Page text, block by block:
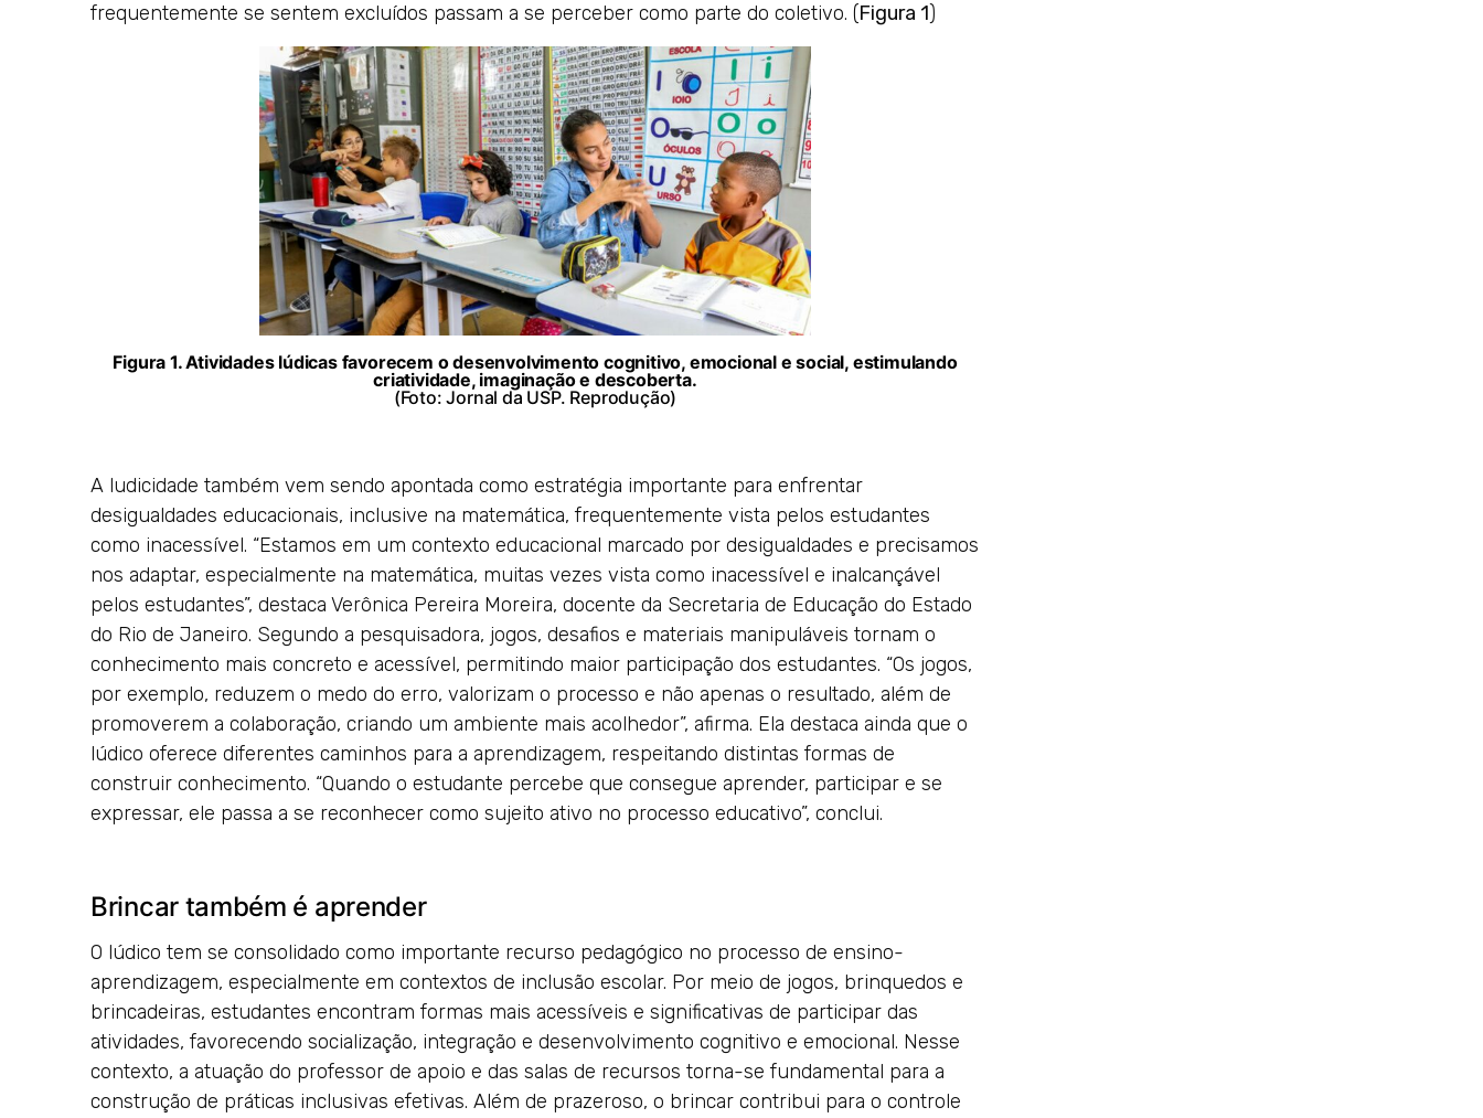
frequentemente se sentem excluídos passam a se perceber como parte do coletivo. (Figura 1)
Figura 1. Atividades lúdicas favorecem o desenvolvimento cognitivo, emocional e social, estimulando
criatividade, imaginação e descoberta.
(Foto: Jornal da USP. Reprodução)
A ludicidade também vem sendo apontada como estratégia importante para enfrentar
desigualdades educacionais, inclusive na matemática, frequentemente vista pelos estudantes
como inacessível. “Estamos em um contexto educacional marcado por desigualdades e precisamos
nos adaptar, especialmente na matemática, muitas vezes vista como inacessível e inalcançável
pelos estudantes”, destaca Verônica Pereira Moreira, docente da Secretaria de Educação do Estado
do Rio de Janeiro. Segundo a pesquisadora, jogos, desafios e materiais manipuláveis tornam o
conhecimento mais concreto e acessível, permitindo maior participação dos estudantes. “Os jogos,
por exemplo, reduzem o medo do erro, valorizam o processo e não apenas o resultado, além de
promoverem a colaboração, criando um ambiente mais acolhedor”, afirma. Ela destaca ainda que o
lúdico oferece diferentes caminhos para a aprendizagem, respeitando distintas formas de
construir conhecimento. “Quando o estudante percebe que consegue aprender, participar e se
expressar, ele passa a se reconhecer como sujeito ativo no processo educativo”, conclui.
Brincar também é aprender
O lúdico tem se consolidado como importante recurso pedagógico no processo de ensino-
aprendizagem, especialmente em contextos de inclusão escolar. Por meio de jogos, brinquedos e
brincadeiras, estudantes encontram formas mais acessíveis e significativas de participar das
atividades, favorecendo socialização, integração e desenvolvimento cognitivo e emocional. Nesse
contexto, a atuação do professor de apoio e das salas de recursos torna-se fundamental para a
construção de práticas inclusivas efetivas. Além de prazeroso, o brincar contribui para o controle